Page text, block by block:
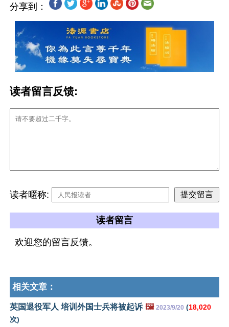
分享到：
读者留言反馈:
读者暱称:
读者留言
欢迎您的留言反馈。
相关文章：
英国退役军人 培训外国士兵将被起诉 🖼️ 2023/9/20 (18,020
次)